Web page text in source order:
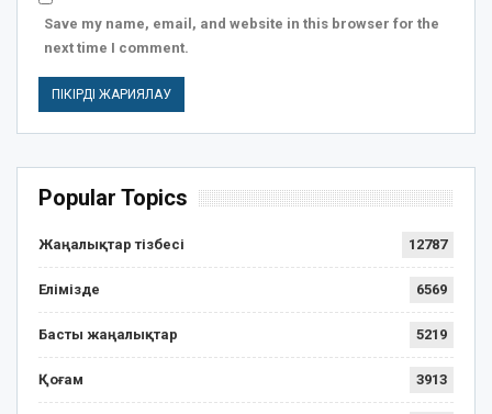
Save my name, email, and website in this browser for the
next time I comment.
Popular Topics
Жаңалықтар тізбесі 12787
Елімізде 6569
Басты жаңалықтар 5219
Қоғам 3913